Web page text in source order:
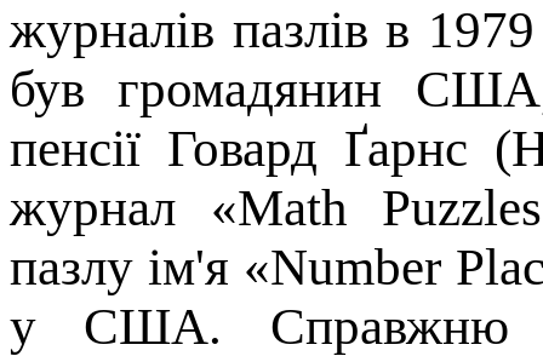
журналів пазлів в
був громадянин
пенсії Говард Ґарнс
журнал «Math
пазлу ім'я «Number
у США. Справжню